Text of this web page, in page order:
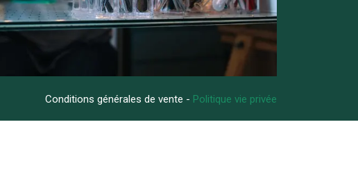
Conditions générales de vente - Politique vie privée